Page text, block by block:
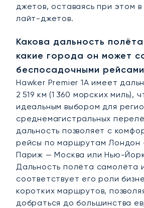
джетов, оставаясь при этом в
лайт-джетов.
Какова дальность полёта
какие города он может
беспосадочными
Hawker Premier 1A имеет
2 519 км (1 360 морских миль),
идеальным выбором для
среднемагистральных
дальность позволяет с
рейсы по маршрутам Лондон
Париж — Москва или Нью-
Дальность полёта самолёта
соответствует его роли
коротких маршрутов,
добраться до большинства